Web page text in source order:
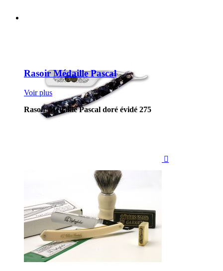

Rasoir Médaille Pascal
Voir plus
Rasoir Médaille Pascal doré évidé 275